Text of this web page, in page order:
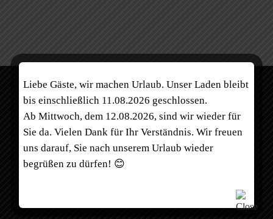
Entwickler Januar 28, 2017
CATEGORY
Liebe Gäste, wir machen Urlaub. Unser Laden bleibt
bis einschließlich 11.08.2026 geschlossen.
Ab Mittwoch, dem 12.08.2026, sind wir wieder für
Sie da. Vielen Dank für Ihr Verständnis. Wir freuen
uns darauf, Sie nach unserem Urlaub wieder
begrüßen zu dürfen! 😊